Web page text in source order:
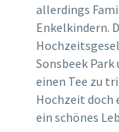
allerdings
Enkelkindern.
Sonsbeek
einen Tee zu
Hochzeit doch
ein schönes